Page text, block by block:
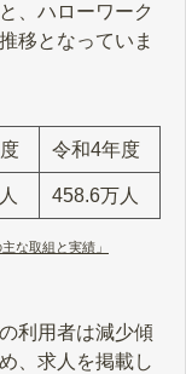
、ハローワーク
移となっていま
令和4年度
458.6万人
な取組と実績」
利用者は減少傾
、求人を掲載し